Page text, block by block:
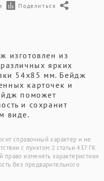
Поделиться
изготовлен из
ярких
54х85 мм. Бейдж
карточек и
поможет
и сохранит
виде.
справочный характер и не
с пунктом 2 статьи 437 ГК
изменять характеристики
без предварительного